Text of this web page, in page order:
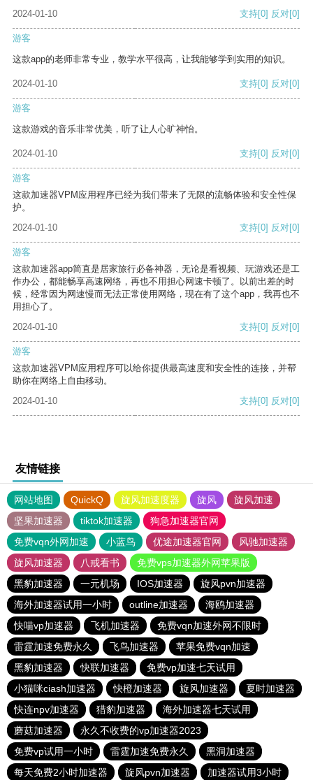
2024-01-10
支持[0] 反对[0]
游客
这款app的老师非常专业，教学水平很高，让我能够学到实用的知识。
2024-01-10 支持[0] 反对[0]
游客
这款游戏的音乐非常优美，听了让人心旷神怡。
2024-01-10 支持[0] 反对[0]
游客
这款加速器VPM应用程序已经为我们带来了无限的流畅体验和安全性保
护。
2024-01-10
支持[0] 反对[0]
游客
这款加速器app简直是居家旅行必备神器，无论是看视频、玩游戏还是工
作办公，都能畅享高速网络，再也不用担心网速卡顿了。以前出差的时
候，经常因为网速慢而无法正常使用网络，现在有了这个app，我再也不
用担心了。
2024-01-10
支持[0] 反对[0]
游客
这款加速器VPM应用程序可以给你提供最高速度和安全性的连接，并帮
助你在网络上自由移动。
2024-01-10
支持[0] 反对[0]
友情链接
网站地图 QuickQ 旋风加速度器 旋风
旋风加速
坚果加速器
tiktok加速器
狗急加速器官网
免费vqn外网加速
小蓝鸟 优途加速器官网
风驰加速器
旋风加速器
八戒看书
免费vps加速器外网苹果版
黑豹加速器
一元机场 IOS加速器
旋风pvn加速器
海外加速器试用一小时
outline加速器
海鸥加速器
快喵vp加速器
飞机加速器
免费vqn加速外网不限时
雷霆加速免费永久
飞鸟加速器
苹果免费vqn加速
黑豹加速器
快联加速器
免费vp加速七天试用
小猫咪ciash加速器
快橙加速器 旋风加速器
夏时加速器
快连npv加速器
猎豹加速器
海外加速器七天试用
蘑菇加速器
永久不收费的vp加速器2023
免费vp试用一小时
雷霆加速免费永久
黑洞加速器
每天免费2小时加速器
旋风pvn加速器 加速器试用3小时